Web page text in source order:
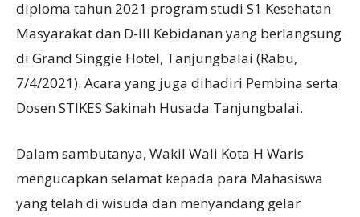
diploma tahun 2021 program studi S1 Kesehatan
Masyarakat dan D-III Kebidanan yang berlangsung
di Grand Singgie Hotel, Tanjungbalai (Rabu,
7/4/2021). Acara yang juga dihadiri Pembina serta
Dosen STIKES Sakinah Husada Tanjungbalai.
Dalam sambutanya, Wakil Wali Kota H Waris
mengucapkan selamat kepada para Mahasiswa
yang telah di wisuda dan menyandang gelar